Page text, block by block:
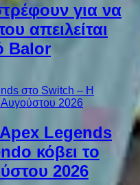
για να
απειλείται
Balor
Legends
κόβει το
2026